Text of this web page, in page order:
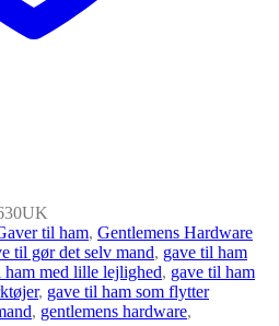
til ham, Gentlemens Hardware
til gør det selv mand, gave til ham
ham med lille lejlighed, gave til ham
, gave til ham som flytter
, gentlemens hardware,